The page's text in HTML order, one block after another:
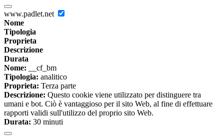
www.padlet.net
Nome
Tipologia
Proprieta
Descrizione
Durata
Nome: __cf_bm
Tipologia: analitico
Proprieta: Terza parte
Descrizione: Questo cookie viene utilizzato per distinguere tra
umani e bot. Ciò è vantaggioso per il sito Web, al fine di effettuare
rapporti validi sull'utilizzo del proprio sito Web.
Durata: 30 minuti